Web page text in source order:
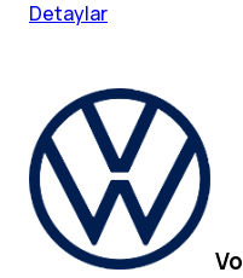
Detaylar